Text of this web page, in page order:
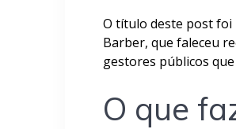
O título deste post foi
Barber, que faleceu
gestores públicos
O que